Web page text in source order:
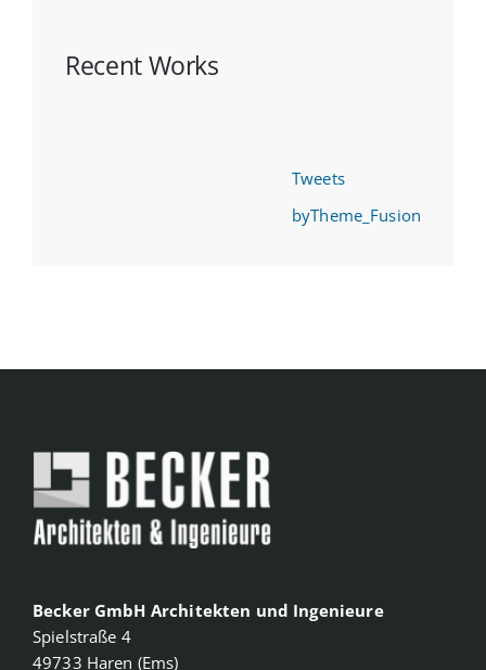
Recent Works
Tweets
byTheme_Fusion
Becker GmbH Architekten und Ingenieure
Spielstraße 4
49733 Haren (Ems)